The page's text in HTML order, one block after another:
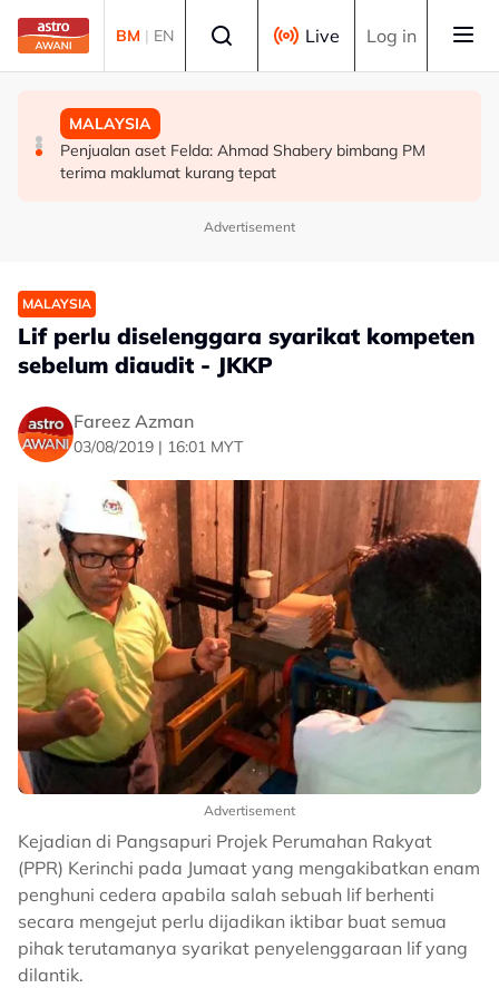
Skip to main content
BM | EN Live Log in
MALAYSIA
PM beri komitmen persempadanan DUN Sarawak, minta
laporan SPR - Fahmi
SUKAN
Final Masters Korea: Eksperimen berjaya, beregu
'scratch pair' negara muncul juara!
MALAYSIA
Penjualan aset Felda: Ahmad Shabery bimbang PM
terima maklumat kurang tepat
Advertisement
MALAYSIA
Lif perlu diselenggara syarikat kompeten
sebelum diaudit - JKKP
Fareez Azman
03/08/2019 | 16:01 MYT
Advertisement
Kejadian di Pangsapuri Projek Perumahan Rakyat
(PPR) Kerinchi pada Jumaat yang mengakibatkan enam
penghuni cedera apabila salah sebuah lif berhenti
secara mengejut perlu dijadikan iktibar buat semua
pihak terutamanya syarikat penyelenggaraan lif yang
dilantik.